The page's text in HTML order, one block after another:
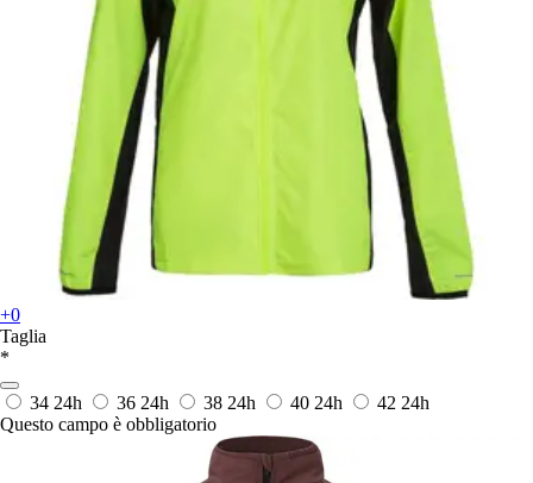
+0
Taglia
*
34 24h 36 24h 38 24h 40 24h 42 24h
Questo campo è obbligatorio